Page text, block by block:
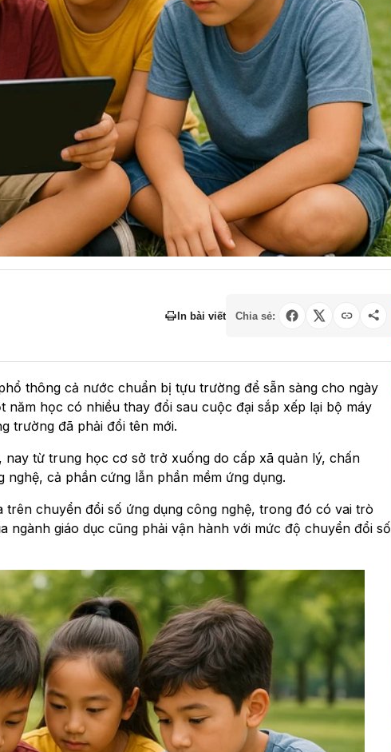
In bài viết Chia sẻ:
thông cả nước chuẩn bị tựu trường để sẵn sàng cho ngày
năm học có nhiều thay đổi sau cuộc đại sắp xếp lại bộ máy
trường đã phải đổi tên mới.
từ trung học cơ sở trở xuống do cấp xã quản lý, chấn
cả phần cứng lẫn phần mềm ứng dụng.
chuyển đổi số ứng dụng công nghệ, trong đó có vai trò
ngành giáo dục cũng phải vận hành với mức độ chuyển đổi số